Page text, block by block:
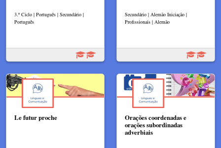
3.º Ciclo | Português | Secundário |
Português
Secundário | Alemão Iniciação |
Profissionais | Alemão
Le futur proche
Orações coordenadas e
orações subordinadas
adverbiais